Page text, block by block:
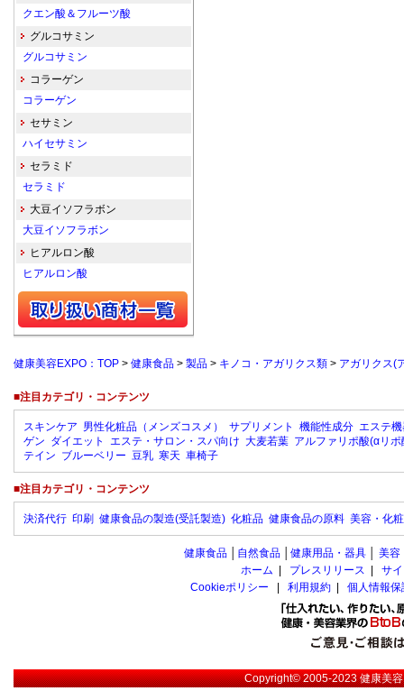
クエン酸＆フルーツ酸
グルコサミン
グルコサミン
コラーゲン
コラーゲン
セサミン
ハイセサミン
セラミド
セラミド
大豆イソフラボン
大豆イソフラボン
ヒアルロン酸
ヒアルロン酸
健康美容EXPO：TOP > 健康食品 > 製品 > キノコ・アガリクス類 > アガリクス(
■注目カテゴリ・コンテンツ
スキンケア 男性化粧品（メンズコスメ） サプリメント 機能性成分 エステ
ゲン ダイエット エステ・サロン・スパ向け 大麦若葉 アルファリポ酸(αリポ
テイン ブルーベリー 豆乳 寒天 車椅子
■注目カテゴリ・コンテンツ
決済代行 印刷 健康食品の製造(受託製造) 化粧品 健康食品の原料 美容・化
健康食品 自然食品 健康用品・器具 美容
ホーム
プレスリリース
サ
Cookieポリシー
利用規約 個人情報
Copyright© 2005-2023健康美